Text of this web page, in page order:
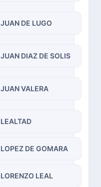
JUAN DE LUGO
JUAN DIAZ DE SOLIS
JUAN VALERA
LEALTAD
LOPEZ DE GOMARA
LORENZO LEAL